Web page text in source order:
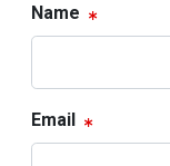
Name
Email